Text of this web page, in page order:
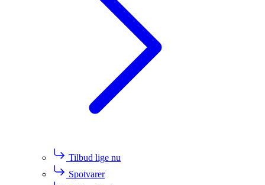
Tilbud lige nu
Spotvarer